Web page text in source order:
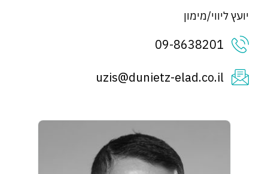
יועץ ליווי/מימון
09-8638201
uzis@dunietz-elad.co.il